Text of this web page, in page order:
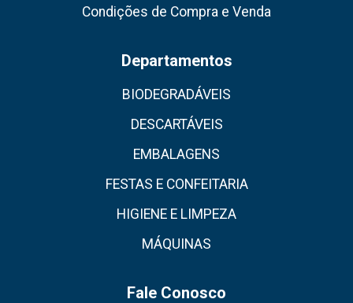
Condições de Compra e Venda
Departamentos
BIODEGRADÁVEIS
DESCARTÁVEIS
EMBALAGENS
FESTAS E CONFEITARIA
HIGIENE E LIMPEZA
MÁQUINAS
Fale Conosco